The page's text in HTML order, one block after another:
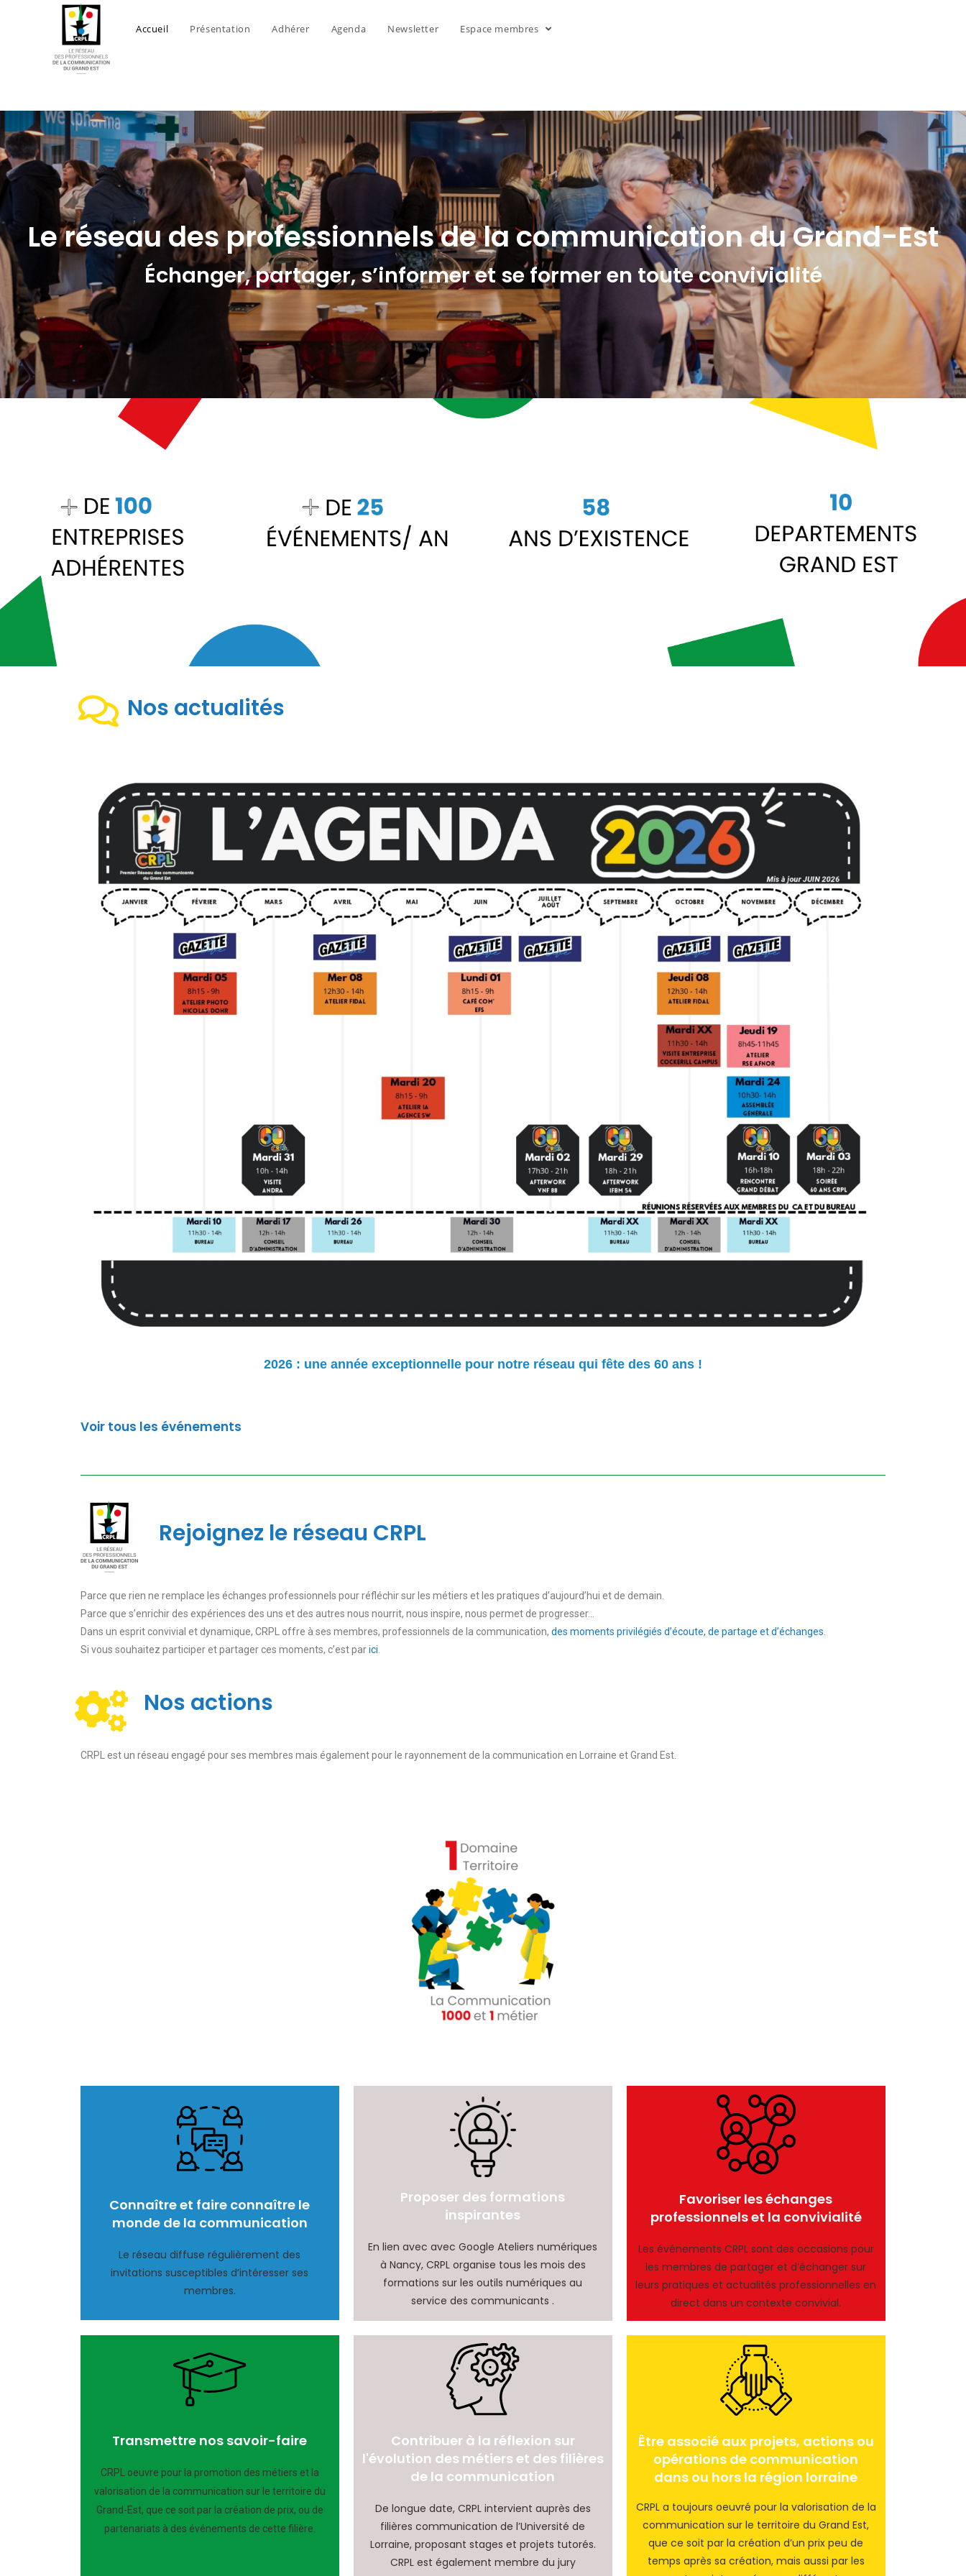
Accueil Présentation Adhérer Agenda Newsletter Espace membres
Le réseau des professionnels de la communication du Grand-Est
Échanger, partager, s’informer et se former en toute convivialité
Nos actualités
2026 : une année exceptionnelle pour notre réseau qui fête des 60 ans !
Voir tous les événements
Rejoignez le réseau CRPL
Parce que rien ne remplace les échanges professionnels pour réfléchir sur les métiers et les pratiques d’aujourd’hui et de demain.
Parce que s’enrichir des expériences des uns et des autres nous nourrit, nous inspire, nous permet de progresser…
Dans un esprit convivial et dynamique, CRPL offre à ses membres, professionnels de la communication, des moments privilégiés d’écoute, de partage et d’échanges
Si vous souhaitez participer et partager ces moments, c’est parici
Nos actions
CRPL est un réseau engagé pour ses membres mais également pour le rayonnement de la communication en Lorraine et Grand Est.
Connaître et faire connaître le
monde de la communication
Le réseau diffuse régulièrement des
invitations susceptibles d’intéresser ses
membres.
Proposer des formations
inspirantes
En lien avec avec Google Ateliers numériques
à Nancy, CRPL organise tous les mois des
formations sur les outils numériques au
service des communicants .
Favoriser les échanges
professionnels et la convivialité
Les événements CRPL sont des occasions pour
les membres de partager et d’échanger sur
leurs pratiques et actualités professionnelles en
direct dans un contexte convivial.
Transmettre nos savoir-faire
CRPL oeuvre pour la promotion des métiers et la
valorisation de la communication sur le territoire du
Grand-Est, que ce soit par la création de prix, ou de
partenariats à des événements de cette filière.
Contribuer à la réflexion sur
l'évolution des métiers et des filières
de la communication
De longue date, CRPL intervient auprès des
filières communication de l’Université de
Lorraine, proposant stages et projets tutorés.
CRPL est également membre du jury
Être associé aux projets, actions ou
opérations de communication
dans ou hors la région lorraine
CRPL a toujours oeuvré pour la valorisation de la
communication sur le territoire du Grand Est,
que ce soit par la création d’un prix peu de
temps après sa création, mais aussi par les